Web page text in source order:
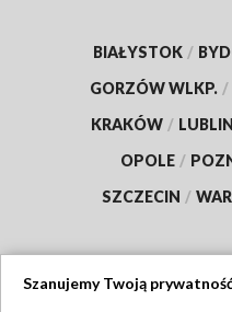
BIAŁYSTOK /
GORZÓW WLKP. /
KRAKÓW / LUBLIN
OPOLE /
SZCZECIN /
Szanujemy Twoją